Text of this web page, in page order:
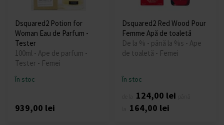
Dsquared2 Potion for
Woman Eau de Parfum -
Tester
100ml - Ape de parfum -
Tester - Femei
În stoc
939,00 lei
Dsquared2 Red Wood Pour
Femme Apă de toaletă
De la % - până la %s - Ape
de toaletă - Femei
În stoc
124,00 lei
164,00 lei